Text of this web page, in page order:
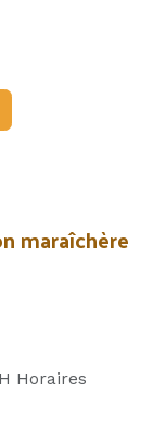
maraîchère
Horaires